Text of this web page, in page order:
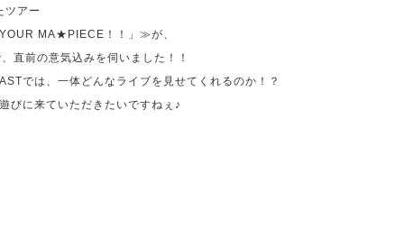
アー
MA★ PIECE ！！」 ≫が、
直前の意気込みを伺いました！！
では、一体どんなライブを見せてくれるのか！？
びに来ていただきたいですねぇ♪